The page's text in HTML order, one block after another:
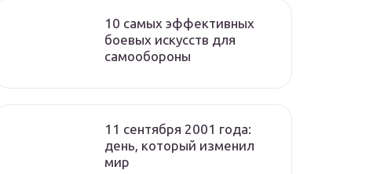
10 самых эффективных
боевых искусств для
самообороны
11 сентября 2001 года:
день, который изменил
мир